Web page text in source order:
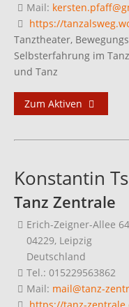
Mail:
https://
Tanztheater,
Selbsterfahrung im
und Tanz
Zum Aktiven
Konstantin
Tanz Zentrale
Erich-Zeigner-Allee
04229, Leipzig
Deutschland
Tel.: 015229563862
Mail: mail@tanz-